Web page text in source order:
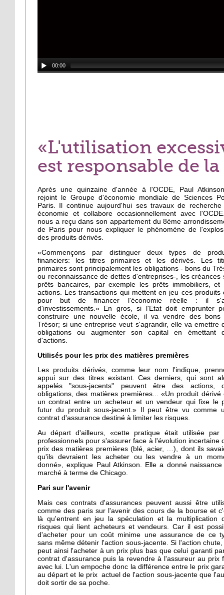
00:00
«L'utilisation
est responsable de
Après une quinzaine d'année à l'OCDE, Paul
rejoint le Groupe d'économie mondiale de Sciences
Paris. Il continue aujourd'hui ses travaux de recherche
économie et collabore occasionnellement avec
nous a reçu dans son appartement du 8ème
de Paris pour nous expliquer le phénomène de
des produits dérivés.
«Commençons par distinguer deux types de
financiers: les titres primaires et les dérivés. Les
primaires sont principalement les obligations - bons du
ou reconnaissance de dettes d'entreprises-, les créances
prêts bancaires, par exemple les prêts immobiliers, et
actions. Les transactions qui mettent en jeu ces produits
pour but de financer l'économie réelle : il
d'investissements.» En gros, si l'Etat doit emprunter
construire une nouvelle école, il va vendre des bons
Trésor; si une entreprise veut s'agrandir, elle va emettre
obligations ou augmenter son capital en émettant
d'actions.
Utilisés pour les prix des matières premières
Les produits dérivés, comme leur nom l'indique,
appui sur des titres existant. Ces derniers, qui sont
appelés "sous-jacents" peuvent être des actions,
obligations, des matières premières... «Un produit dérivé
un contrat entre un acheteur et un vendeur qui fixe le
futur du produit sous-jacent.» Il peut être vu comme
contrat d'assurance destiné à limiter les risques.
Au départ d'ailleurs, «cette pratique était utilisée par
professionnels pour s'assurer face à l'évolution incertaine
prix des matières premières (blé, acier, …), dont ils
qu'ils devraient les acheter ou les vendre à un
donné», explique Paul Atkinson. Elle a donné naissance
marché à terme de Chicago.
Pari sur l'avenir
Mais ces contrats d'assurances peuvent aussi être
comme des paris sur l'avenir des cours de la bourse et
là qu'entrent en jeu la spéculation et la multiplication
risques qui lient acheteurs et vendeurs. Car il est
d'acheter pour un coût minime une assurance de ce
sans même détenir l'action sous-jacente. Si l'action
peut ainsi l'acheter à un prix plus bas que celui garanti
contrat d'assurance puis la revendre à l'assureur au prix
avec lui. L'un empoche donc la différence entre le prix
au départ et le prix actuel de l'action sous-jacente que
doit sortir de sa poche.